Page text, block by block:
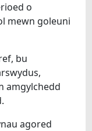
o
mewn goleuni
bu
amgylchedd
agored